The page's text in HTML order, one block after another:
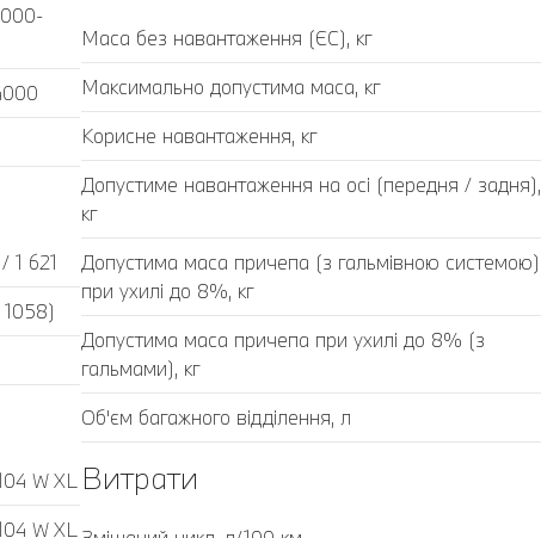
1 621
W XL
W XL
Маса без навантаження (ЄС), кг
Максимально допустима маса, кг
Корисне навантаження, кг
Допустиме навантаження на осі (передня / задня),
кг
Допустима маса причепа (з гальмівною системою)
при ухилі до 8%, кг
Допустима маса причепа при ухилі до 8% (з
гальмами), кг
Об'єм багажного відділення, л
Витрати